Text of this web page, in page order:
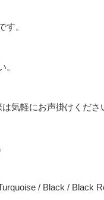
す。
。
気軽にお声掛けくださ
/ Black / Black